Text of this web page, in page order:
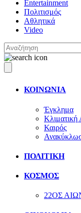
Entertainment
Πολιτισμός
Αθλητικά
Video
ΚΟΙΝΩΝΙΑ
Έγκλημα
Κλιματική
Καιρός
ΠΟΛΙΤΙΚΗ
ΚΟΣΜΟΣ
22ΟΣ